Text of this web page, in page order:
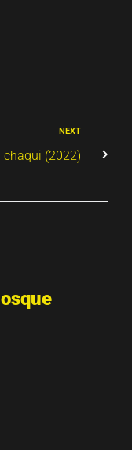
NEXT
chaqui (2022)